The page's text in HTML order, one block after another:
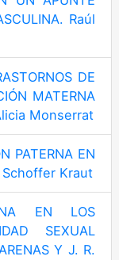
Raúl
DE
MATERNA
Monserrat
PATERNA EN
Schoffer Kraut
EN LOS
SEXUAL
Y J. R.